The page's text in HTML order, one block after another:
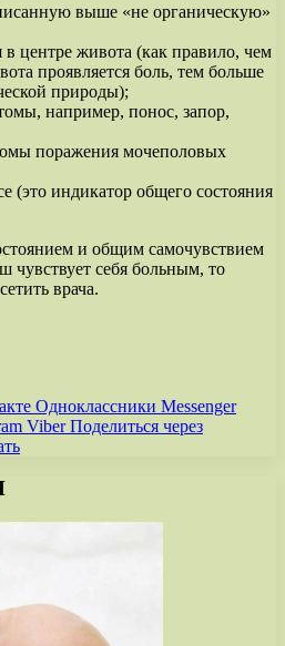
выше «не органическую»
в центре живота (как правило, чем
проявляется боль, тем больше
природы);
например, понос, запор,
поражения мочеполовых
(это индикатор общего состояния
и общим самочувствием
чувствует себя больным, то
врача.
Одноклассники Messenger
Viber Поделиться через